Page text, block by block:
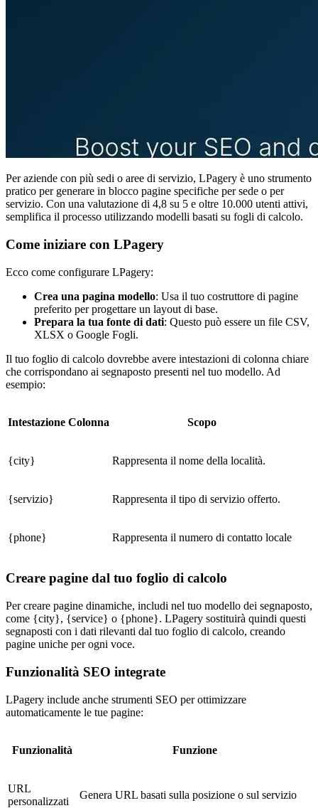
Per aziende con più sedi o aree di servizio, LPagery è uno strumento
pratico per generare in blocco pagine specifiche per sede o per
servizio. Con una valutazione di 4,8 su 5 e oltre 10.000 utenti attivi,
semplifica il processo utilizzando modelli basati su fogli di calcolo.
Come iniziare con LPagery
Ecco come configurare LPagery:
Crea una pagina modello: Usa il tuo costruttore di pagine
preferito per progettare un layout di base.
Prepara la tua fonte di dati: Questo può essere un file CSV,
XLSX o Google Fogli.
Il tuo foglio di calcolo dovrebbe avere intestazioni di colonna chiare
che corrispondano ai segnaposto presenti nel tuo modello. Ad
esempio:
Intestazione Colonna Scopo
{city} Rappresenta il nome della località.
{servizio} Rappresenta il tipo di servizio offerto.
{phone} Rappresenta il numero di contatto locale
Creare pagine dal tuo foglio di calcolo
Per creare pagine dinamiche, includi nel tuo modello dei segnaposto,
come {city}, {service} o {phone}. LPagery sostituirà quindi questi
segnaposti con i dati rilevanti dal tuo foglio di calcolo, creando
pagine uniche per ogni voce.
Funzionalità SEO integrate
LPagery include anche strumenti SEO per ottimizzare
automaticamente le tue pagine:
Funzionalità Funzione
URL
personalizzati
Genera URL basati sulla posizione o sul servizio